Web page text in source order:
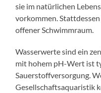
sie im natürlichen
vorkommen.
offener Schwimmraum.
Wasserwerte sind ein
mit hohem pH-Wert ist
Sauerstoffversorgung.
Gesellschaftsaquaristik